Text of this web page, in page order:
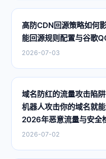
高防CDN回源策略如何
能回源规则配置与谷歌
2026-07-03
域名防红的流量攻击陷
机器人攻击你的域名就
2026年恶意流量与安全
2026-07-02